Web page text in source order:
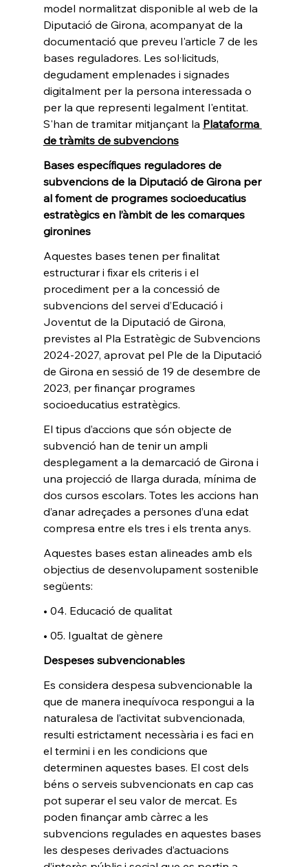
model normalitzat disponible al web de la
Diputació de Girona, acompanyat de la
documentació que preveu l'article 7 de les
bases reguladores. Les sol·licituds,
degudament emplenades i signades
digitalment per la persona interessada o
per la que representi legalment l'entitat.
S'han de tramitar mitjançant la Plataforma
de tràmits de subvencions
Bases específiques reguladores de
subvencions de la Diputació de Girona per
al foment de programes socioeducatius
estratègics en l’àmbit de les comarques
gironines
Aquestes bases tenen per finalitat
estructurar i fixar els criteris i el
procediment per a la concessió de
subvencions del servei d’Educació i
Joventut de la Diputació de Girona,
previstes al Pla Estratègic de Subvencions
2024-2027, aprovat pel Ple de la Diputació
de Girona en sessió de 19 de desembre de
2023, per finançar programes
socioeducatius estratègics.
El tipus d’accions que són objecte de
subvenció han de tenir un ampli
desplegament a la demarcació de Girona i
una projecció de llarga durada, mínima de
dos cursos escolars. Totes les accions han
d’anar adreçades a persones d’una edat
compresa entre els tres i els trenta anys.
Aquestes bases estan alineades amb els
objectius de desenvolupament sostenible
següents:
• 04. Educació de qualitat
• 05. Igualtat de gènere
Despeses subvencionables
Es considera despesa subvencionable la
que de manera inequívoca respongui a la
naturalesa de l’activitat subvencionada,
resulti estrictament necessària i es faci en
el termini i en les condicions que
determinen aquestes bases. El cost dels
béns o serveis subvencionats en cap cas
pot superar el seu valor de mercat. Es
poden finançar amb càrrec a les
subvencions regulades en aquestes bases
les despeses derivades d’actuacions